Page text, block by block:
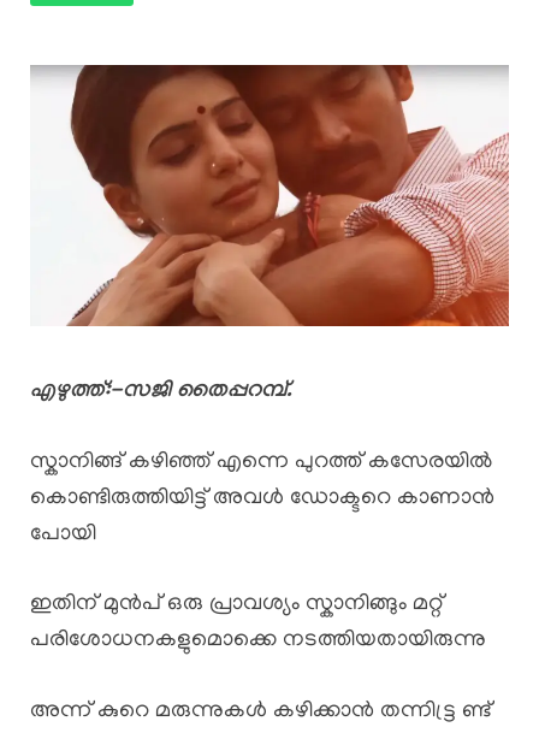
എഴുത്ത്:-സജി തൈപ്പറമ്പ്.
സ്കാനിങ്ങ് കഴിഞ്ഞ് എന്നെ പുറത്ത് കസേരയിൽ
കൊണ്ടിരുത്തിയിട്ട് അവൾ ഡോക്ടറെ കാണാൻ
പോയി
ഇതിന് മുൻപ് ഒരു പ്രാവശ്യം സ്കാനിങ്ങും മറ്റ്
പരിശോധനകളുമൊക്കെ നടത്തിയതായിരുന്നു
അന്ന് കുറെ മരുന്നുകൾ കഴിക്കാൻ തന്നിട്ട്ര ണ്ട്